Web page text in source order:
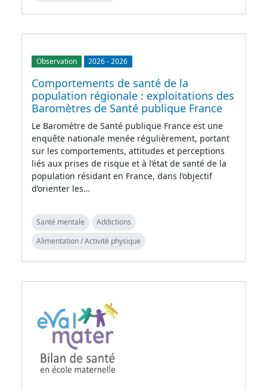
Observation 2026-2026
Comportements de santé de la
population régionale : exploitations des
Baromètres de Santé publique France
Le Baromètre de Santé publique France est une
enquête nationale menée régulièrement, portant
sur les comportements, attitudes et perceptions
liés aux prises de risque et à l’état de santé de la
population résidant en France, dans l’objectif
d’orienter les…
Santé mentale
Addictions
Alimentation / Activité physique